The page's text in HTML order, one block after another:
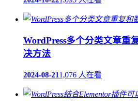
WordPress多个分类文章重
决方法
2024-08-211,076 人在看